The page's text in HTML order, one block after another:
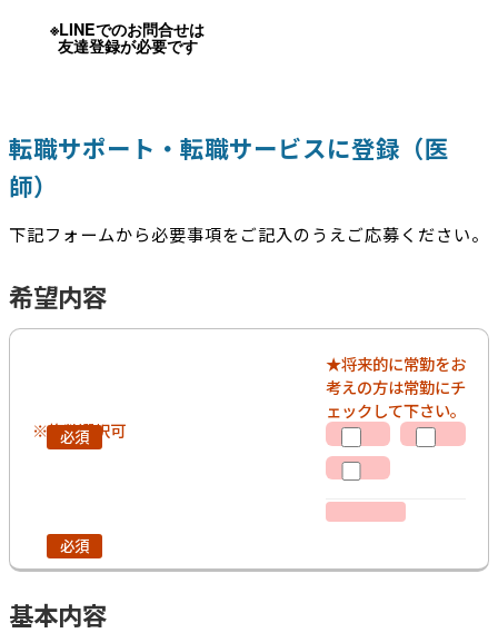
※LINEでのお問合せは
友達登録が必要です
転職サポート・転職サービスに登録（医
師）
下記フォームから必要事項をご記入のうえご応募ください。
希望内容
※複数選択可
★将来的に常勤をお
考えの方は常勤にチ
ェックして下さい。
基本内容